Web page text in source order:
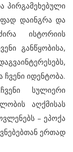
პირგამეხებული
დაინგრა და
ისტორიის
განწყობისა,
იდენტობა.
სულიერი
აღქმისას
– ეპოქა
ერთად